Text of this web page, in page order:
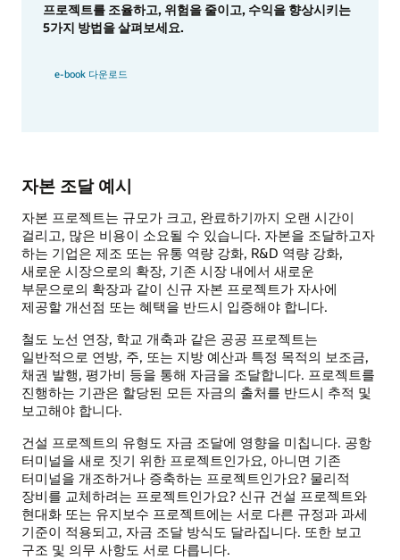
프로젝트를 조율하고, 위험을 줄이고, 수익을 향상시키는
5가지 방법을 살펴보세요.
e-book 다운로드
자본 조달 예시
자본 프로젝트는 규모가 크고, 완료하기까지 오랜 시간이
걸리고, 많은 비용이 소요될 수 있습니다. 자본을 조달하고자
하는 기업은 제조 또는 유통 역량 강화, R&D 역량 강화,
새로운 시장으로의 확장, 기존 시장 내에서 새로운
부문으로의 확장과 같이 신규 자본 프로젝트가 자사에
제공할 개선점 또는 혜택을 반드시 입증해야 합니다.
철도 노선 연장, 학교 개축과 같은 공공 프로젝트는
일반적으로 연방, 주, 또는 지방 예산과 특정 목적의 보조금,
채권 발행, 평가비 등을 통해 자금을 조달합니다. 프로젝트를
진행하는 기관은 할당된 모든 자금의 출처를 반드시 추적 및
보고해야 합니다.
건설 프로젝트의 유형도 자금 조달에 영향을 미칩니다. 공항
터미널을 새로 짓기 위한 프로젝트인가요, 아니면 기존
터미널을 개조하거나 증축하는 프로젝트인가요? 물리적
장비를 교체하려는 프로젝트인가요? 신규 건설 프로젝트와
현대화 또는 유지보수 프로젝트에는 서로 다른 규정과 과세
기준이 적용되고, 자금 조달 방식도 달라집니다. 또한 보고
구조 및 의무 사항도 서로 다릅니다.